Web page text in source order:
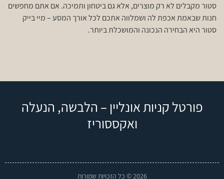
סטור מקבלים לא רק מוצרים, אלא גם ביטחון ותמיכה. אם אתם מחפשים
חנות שבאמת אכפת לה ושמלווה אתכם לכל אורך המסע – מיי בייק
סטור היא הבחירה הנכונה והמושכלת ביותר.
פורטל קניות אונליין – הלבשה, הנעלה
ואקססוריז
2026 © כל הזכויות שמורות